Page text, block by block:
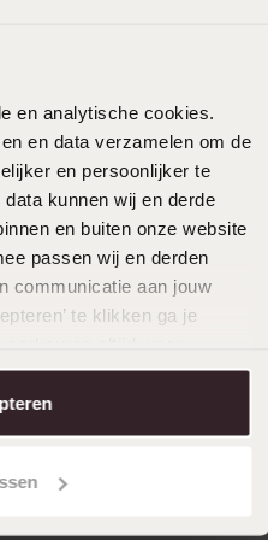
en analytische cookies.
en data verzamelen om de
en persoonlijker te
kunnen wij en derde
en buiten onze website
passen wij en derden
communicatie aan jouw
te klikken ga je
in onscookiebeleid.
minimaal 10% korting